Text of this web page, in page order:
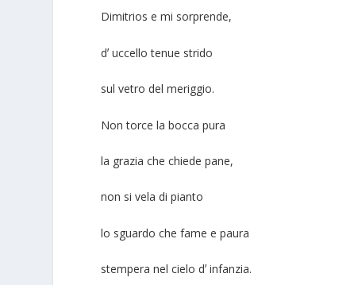
Dimitrios e mi sorprende,
dʼ uccello tenue strido
sul vetro del meriggio.
Non torce la bocca pura
la grazia che chiede pane,
non si vela di pianto
lo sguardo che fame e paura
stempera nel cielo dʼ infanzia.